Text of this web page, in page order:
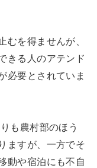
むを得ませんが、
きる人のアテンド
必要とされていま
も農村部のほう
ますが、一方でそ
動や宿泊にも不自